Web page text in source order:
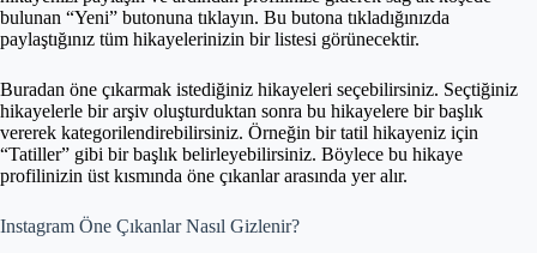
bulunan “Yeni” butonuna tıklayın. Bu butona tıkladığınızda
paylaştığınız tüm hikayelerinizin bir listesi görünecektir.
Buradan öne çıkarmak istediğiniz hikayeleri seçebilirsiniz. Seçtiğiniz
hikayelerle bir arşiv oluşturduktan sonra bu hikayelere bir başlık
vererek kategorilendirebilirsiniz. Örneğin bir tatil hikayeniz için
“Tatiller” gibi bir başlık belirleyebilirsiniz. Böylece bu hikaye
profilinizin üst kısmında öne çıkanlar arasında yer alır.
Instagram Öne Çıkanlar Nasıl Gizlenir?